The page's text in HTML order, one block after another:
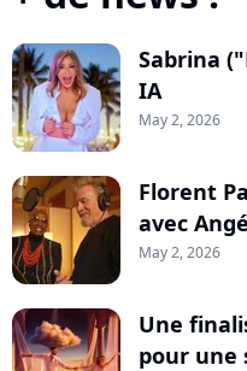
Sabrina
IA
May 2, 2026
Florent
avec
May 2, 2026
Une
pour une